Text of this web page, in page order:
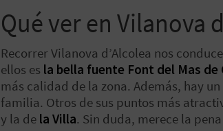
Qué ver en Vilanova
Recorrer Vilanova d’Alcolea nos
ellos es la bella fuente Font del Mas de
más calidad de la zona. Además, hay un
familia. Otros de sus puntos más
y la de la Villa. Sin duda, merece la